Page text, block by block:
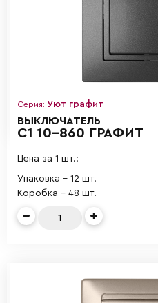
Серия: Уют графит
ВЫКЛЮЧАТЕЛЬ
С1 10-860 ГРАФИТ
Цена за 1 шт.:
Упаковка - 12 шт.
Коробка - 48 шт.